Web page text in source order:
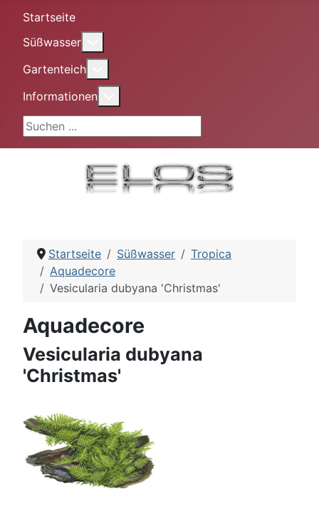
Startseite
Süßwasser
Gartenteich
Informationen
Suchen ...
Startseite Süßwasser
Tropica
Aquadecore
Vesicularia dubyana 'Christmas'
Aquadecore
Vesicularia dubyana
'Christmas'